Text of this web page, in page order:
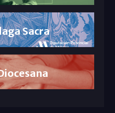
Sacra